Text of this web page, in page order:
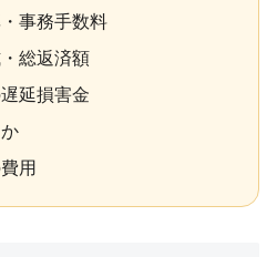
事務手数料
総返済額
延損害金
用